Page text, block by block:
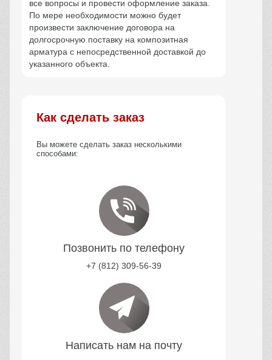
все вопросы и провести оформление заказа.
По мере необходимости можно будет
произвести заключение договора на
долгосрочную поставку на композитная
арматура с непосредственной доставкой до
указанного объекта.
Как сделать заказ
Вы можете сделать заказ несколькими
способами:
Позвонить по телефону
+7 (812) 309-56-39
Написать нам на почту